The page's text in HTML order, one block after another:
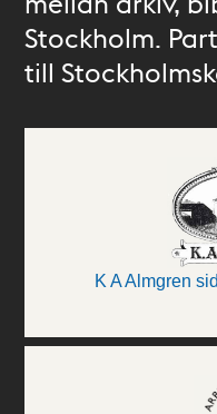
Stockholm.
till
K A Almgren